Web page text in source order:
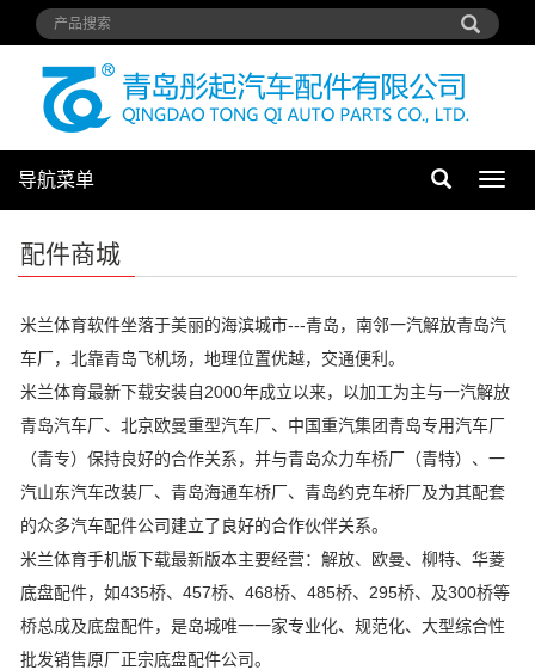
导
导航菜单
配件商城
米兰体育软件坐落于美丽的海滨城市---青岛，南邻一汽解放青岛汽
车厂，北靠青岛飞机场，地理位置优越，交通便利。
米兰体育最新下载安装自2000年成立以来，以加工为主与一汽解放
青岛汽车厂、北京欧曼重型汽车厂、中国重汽集团青岛专用汽车厂
（青专）保持良好的合作关系，并与青岛众力车桥厂（青特）、一
汽山东汽车改装厂、青岛海通车桥厂、青岛约克车桥厂及为其配套
的众多汽车配件公司建立了良好的合作伙伴关系。
米兰体育手机版下载最新版本主要经营：解放、欧曼、柳特、华菱
底盘配件，如435桥、457桥、468桥、485桥、295桥、及300桥等
桥总成及底盘配件，是岛城唯一一家专业化、规范化、大型综合性
批发销售原厂正宗底盘配件公司。